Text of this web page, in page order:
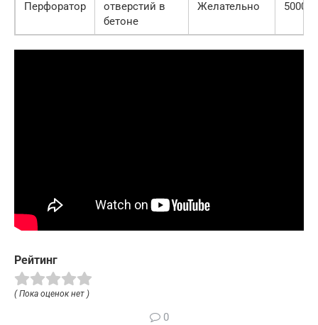
Перфоратор
отверстий в
бетоне
Желательно 5000
Рейтинг
( Пока оценок нет )
0